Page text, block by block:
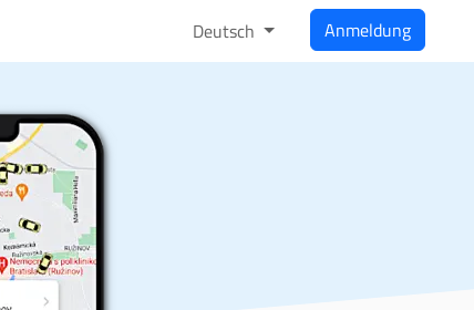
Deutsch Anmeldung